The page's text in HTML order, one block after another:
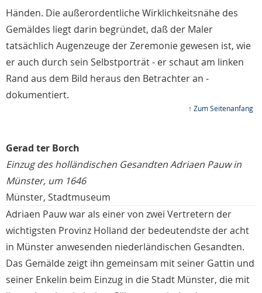
Händen. Die außerordentliche Wirklichkeitsnähe des
Gemäldes liegt darin begründet, daß der Maler
tatsächlich Augenzeuge der Zeremonie gewesen ist, wie
er auch durch sein Selbstporträt - er schaut am linken
Rand aus dem Bild heraus den Betrachter an -
dokumentiert.
↑ Zum Seitenanfang
Gerad ter Borch
Einzug des holländischen Gesandten Adriaen Pauw in
Münster, um 1646
Münster, Stadtmuseum
Adriaen Pauw war als einer von zwei Vertretern der
wichtigsten Provinz Holland der bedeutendste der acht
in Münster anwesenden niederländischen Gesandten.
Das Gemälde zeigt ihn gemeinsam mit seiner Gattin und
seiner Enkelin beim Einzug in die Stadt Münster, die mit